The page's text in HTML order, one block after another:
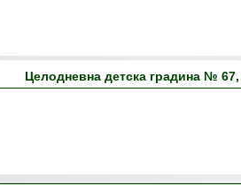
Целодневна детска градина №